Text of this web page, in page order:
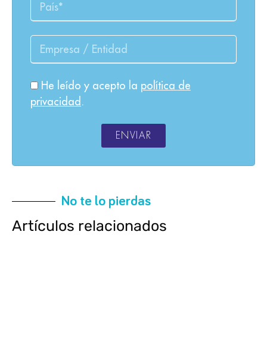
He leído y acepto la política de
privacidad .
ENVIAR
No te lo pierdas
Artículos relacionados